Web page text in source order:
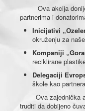
Ova akcija donijela
partnerima i
Inicijativi
okruženju za
Kompaniji
reciklirane
Delegaciji
škole kao
Ova zajednička
truditi da dobijeno